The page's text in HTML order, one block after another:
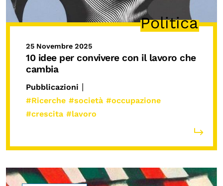
Politica
25 Novembre 2025
10 idee per convivere con il lavoro che
cambia
Pubblicazioni |
#Ricerche #società #occupazione
#crescita #lavoro